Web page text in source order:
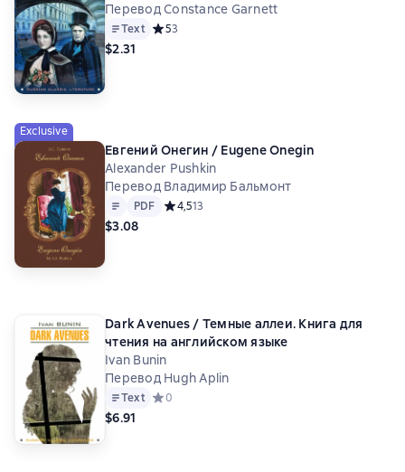
Перевод Constance Garnett
Text Средний рейтинг 5 на основе 3 оценок
53
$2.31
Exclusive
Евгений Онегин / Eugene Onegin
Alexander Pushkin
Перевод Владимир Бальмонт
Text PDF
PDF Средний рейтинг 4,5 на основе 13 оценок
4,513
$3.08
Dark Avenues / Темные аллеи. Книга для
чтения на английском языке
Ivan Bunin
Перевод Hugh Aplin
Text Средний рейтинг 0 на основе 0 оценок
0
$6.91